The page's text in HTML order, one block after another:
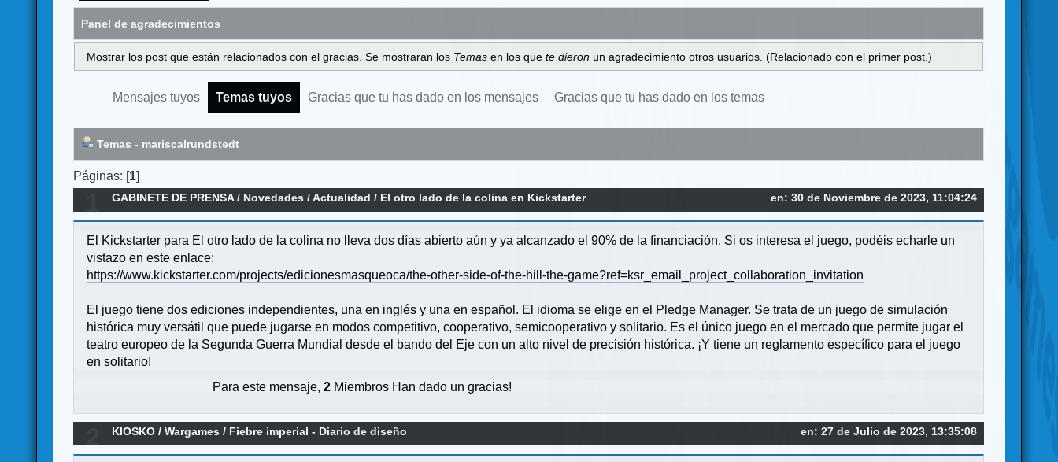
Panel de agradecimientos
Mostrar los post que están relacionados con el gracias. Se mostraran los Temas en los que te dieron un agradecimiento otros usuarios. (Relacionado con el primer post.)
Mensajes tuyos Temas tuyos Gracias que tu has dado en los mensajes Gracias que tu has dado en los temas
Temas - mariscalrundstedt
Páginas: [1]
en: 30 de Noviembre de 2023, 11:04:24
GABINETE DE PRENSA/ Novedades / Actualidad / El otro lado de la colina en Kickstarter
El Kickstarter para El otro lado de la colina no lleva dos días abierto aún y ya alcanzado el 90% de la financiación. Si os interesa el juego, podéis echarle un
vistazo en este enlace:
https://www.kickstarter.com/projects/edicionesmasqueoca/the-other-side-of-the-hill-the-game?ref=ksr_email_project_collaboration_invitation
El juego tiene dos ediciones independientes, una en inglés y una en español. El idioma se elige en el Pledge Manager. Se trata de un juego de simulación
histórica muy versátil que puede jugarse en modos competitivo, cooperativo, semicooperativo y solitario. Es el único juego en el mercado que permite jugar el
teatro europeo de la Segunda Guerra Mundial desde el bando del Eje con un alto nivel de precisión histórica. ¡Y tiene un reglamento específico para el juego
en solitario!
Para este mensaje,2 Miembros Han dado un gracias!
en: 27 de Julio de 2023, 13:35:08
KIOSKO /Wargames / Fiebre imperial - Diario de diseño